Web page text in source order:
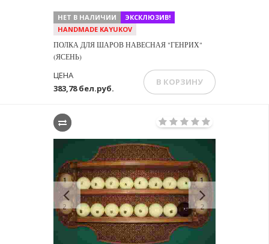
НЕТ В НАЛИЧИИ
ЭКСКЛЮЗИВ!
HANDMADE KAYUKOV
ПОЛКА ДЛЯ ШАРОВ НАВЕСНАЯ "ГЕНРИХ"
(ЯСЕНЬ)
383,78 бел.руб.
ЦЕНА
В КОРЗИНУ
Previous Next